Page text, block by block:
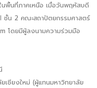
พื้นที่ภาคเหนือ เมื่อวันพฤหัสบดี
น 2 คณะสถาปัตยกรรมศาสตร์
โดยมีผู้ลงนามความร่วมมือ
ชียงใหม่ (ผู้แทนมหาวิทยาลัย